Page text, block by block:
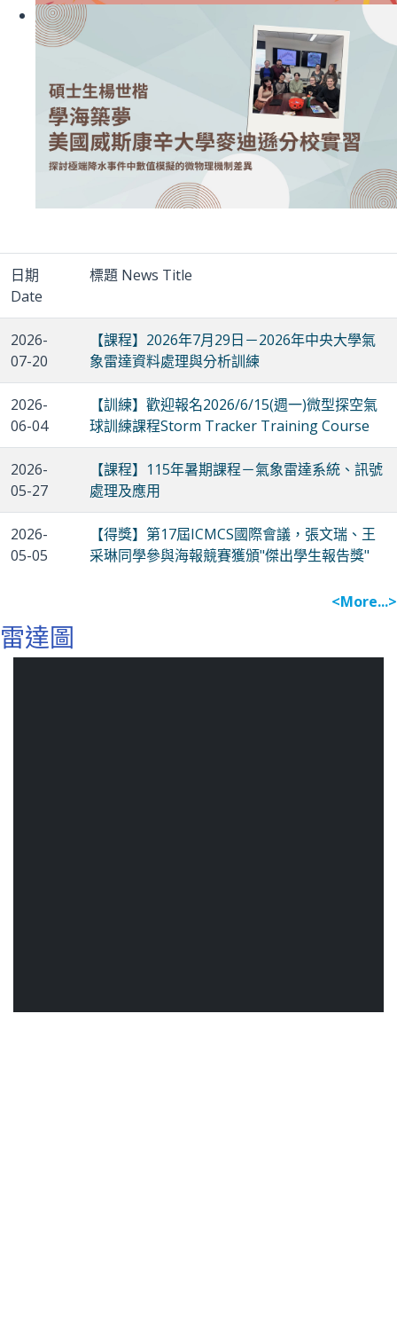
日期
Date
標題 News Title
2026-
07-20
【課程】2026年7月29日－2026年中央大學氣
象雷達資料處理與分析訓練
2026-
06-04
【訓練】歡迎報名2026/6/15(週一)微型探空氣
球訓練課程Storm Tracker Training Course
2026-
05-27
【課程】115年暑期課程－氣象雷達系統、訊號
處理及應用
2026-
05-05
【得獎】第17屆ICMCS國際會議，張文瑞、王
采琳同學參與海報競賽獲頒"傑出學生報告獎"
<More...>
雷達圖